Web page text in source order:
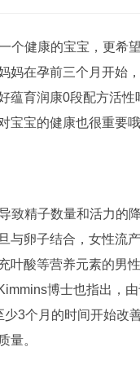
个健康的宝宝，更希
妈在孕前三个月开始
蕴育润康0段配方活性
宝宝的健康也很重要
致精子数量和活力的
与卵子结合，女性流
叶酸等营养元素的男
博士也指出，
3个月的时间开始改
量。